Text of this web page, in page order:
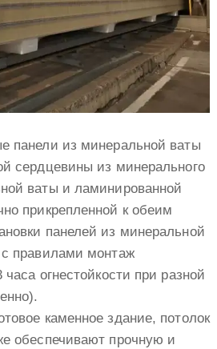
панели из минеральной ваты
сердцевины из минерального
ваты и ламинированной
прикрепленной к обеим
панелей из минеральной
с правилами монтаж
огнестойкости при разной
каменное здание, потолок
обеспечивают прочную и